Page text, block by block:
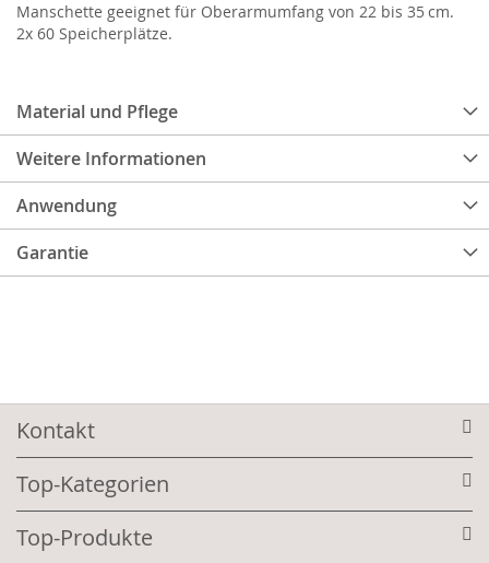
Material und Pflege
Weitere Informationen
Anwendung
Garantie
Manschette geeignet für Oberarmumfang von 22 bis 35 cm.
2x 60 Speicherplätze.
Kontakt
Top-Kategorien
Top-Produkte